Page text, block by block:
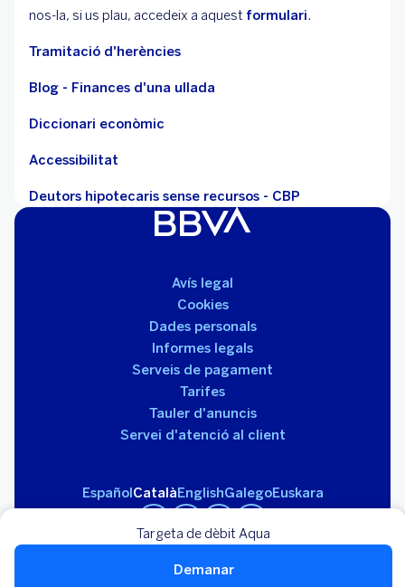
Targeta de dèbit Aqua
Demanar
nos-la, si us plau, accedeix a aquest formulari.
Tramitació d'herències
Blog - Finances d'una ullada
Diccionari econòmic
Accessibilitat
Deutors hipotecaris sense recursos - CBP
Avís legal
Cookies
Dades personals
Informes legals
Serveis de pagament
Tarifes
Tauler d'anuncis
Servei d'atenció al client
EspañolCatalàEnglishGalegoEuskara